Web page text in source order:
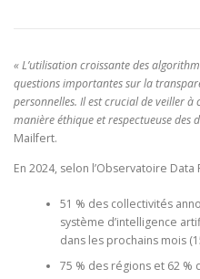
« L’utilisation croissante des
questions importantes sur la
personnelles. Il est crucial de veiller à
manière éthique et respectueuse des
Mailfert.
En 2024, selon l’Observatoire Data
51 % des collectivités
système d’intelligence
dans les prochains mois
75 % des régions et 62